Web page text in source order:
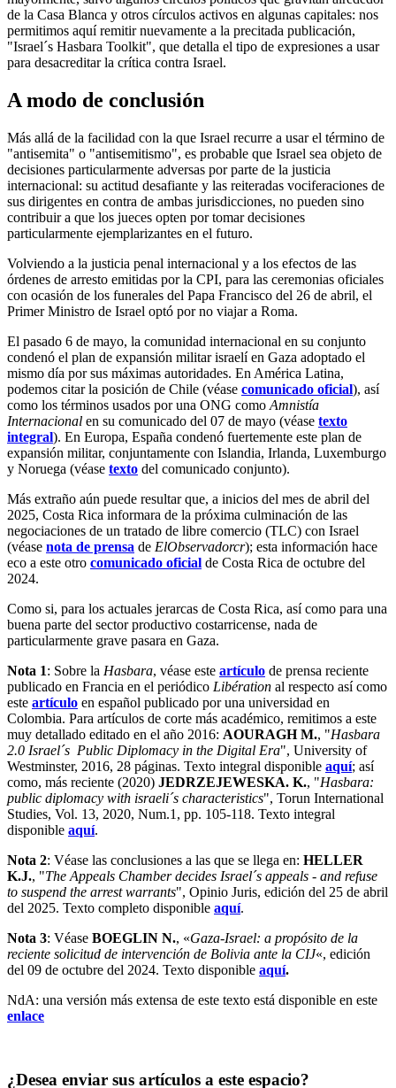
de la Casa Blanca y otros círculos activos en algunas capitales: nos
permitimos aquí remitir nuevamente a la precitada publicación,
"Israel´s Hasbara Toolkit", que detalla el tipo de expresiones a usar
para desacreditar la crítica contra Israel.
A modo de conclusión
Más allá de la facilidad con la que Israel recurre a usar el término de
"antisemita" o "antisemitismo", es probable que Israel sea objeto de
decisiones particularmente adversas por parte de la justicia
internacional: su actitud desafiante y las reiteradas vociferaciones de
sus dirigentes en contra de ambas jurisdicciones, no pueden sino
contribuir a que los jueces opten por tomar decisiones
particularmente ejemplarizantes en el futuro.
Volviendo a la justicia penal internacional y a los efectos de las
órdenes de arresto emitidas por la CPI, para las ceremonias oficiales
con ocasión de los funerales del Papa Francisco del 26 de abril, el
Primer Ministro de Israel optó por no viajar a Roma.
El pasado 6 de mayo, la comunidad internacional en su conjunto
condenó el plan de expansión militar israelí en Gaza adoptado el
mismo día por sus máximas autoridades. En América Latina,
podemos citar la posición de Chile (véase comunicado oficial), así
como los términos usados por una ONG como Amnistía
Internacional en su comunicado del 07 de mayo (véase texto
integral). En Europa, España condenó fuertemente este plan de
expansión militar, conjuntamente con Islandia, Irlanda, Luxemburgo
y Noruega (véase texto del comunicado conjunto).
Más extraño aún puede resultar que, a inicios del mes de abril del
2025, Costa Rica informara de la próxima culminación de las
negociaciones de un tratado de libre comercio (TLC) con Israel
(véase nota de prensa de ElObservadorcr); esta información hace
eco a este otro comunicado oficial de Costa Rica de octubre del
2024.
Como si, para los actuales jerarcas de Costa Rica, así como para una
buena parte del sector productivo costarricense, nada de
particularmente grave pasara en Gaza.
Nota 1: Sobre la Hasbara, véase este artículo de prensa reciente
publicado en Francia en el periódico Libération al respecto así como
este artículo en español publicado por una universidad en
Colombia. Para artículos de corte más académico, remitimos a este
muy detallado editado en el año 2016: AOURAGH M., "Hasbara
2.0 Israel´s Public Diplomacy in the Digital Era", University of
Westminster, 2016, 28 páginas. Texto integral disponible aquí; así
como, más reciente (2020) JEDRZEJEWESKA. K., "Hasbara:
public diplomacy with israeli´s characteristics", Torun International
Studies, Vol. 13, 2020, Num.1, pp. 105-118. Texto integral
disponible aquí.
Nota 2: Véase las conclusiones a las que se llega en: HELLER
K.J., "The Appeals Chamber decides Israel´s appeals - and refuse
to suspend the arrest warrants", Opinio Juris, edición del 25 de abril
del 2025. Texto completo disponible aquí.
Nota 3: Véase BOEGLIN N., «Gaza-Israel: a propósito de la
reciente solicitud de intervención de Bolivia ante la CIJ«, edición
del 09 de octubre del 2024. Texto disponible aquí.
NdA: una versión más extensa de este texto está disponible en este
enlace
¿Desea enviar sus artículos a este espacio?